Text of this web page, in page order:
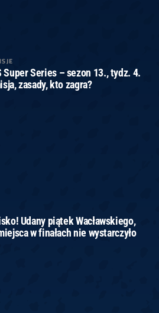
Super Series – sezon 13., tydz. 4.
zasady, kto zagra?
Udany piątek Wacławskiego,
w finałach nie wystarczyło